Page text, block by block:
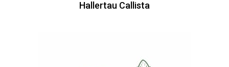
Hallertau Callista